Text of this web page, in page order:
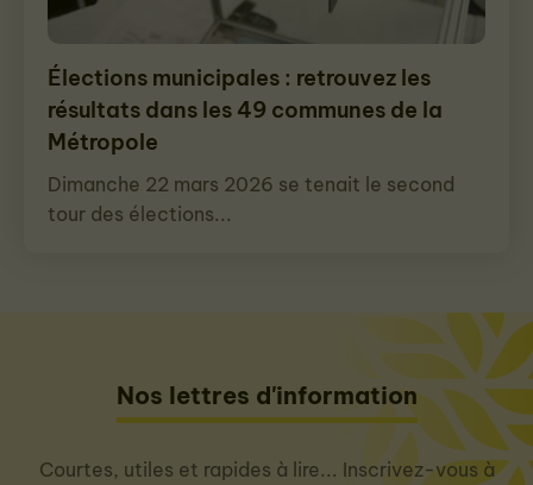
Élections municipales : retrouvez les
résultats dans les 49 communes de la
Métropole
Dimanche 22 mars 2026 se tenait le second
tour des élections...
Nos lettres d'information
Courtes, utiles et rapides à lire... Inscrivez-vous à